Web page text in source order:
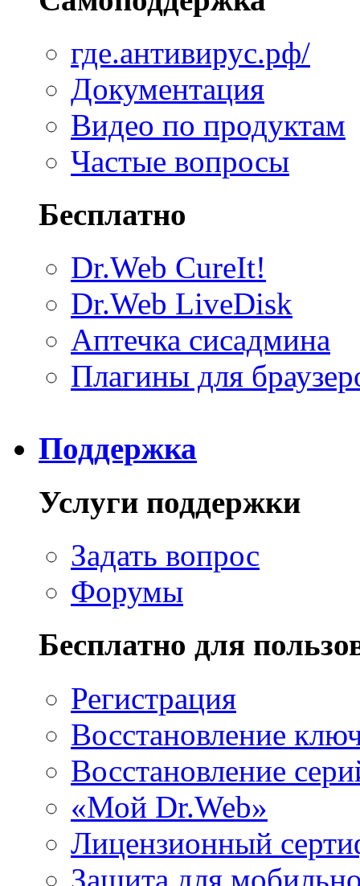
где.антивирус.рф/
Документация
Видео по продуктам
Частые вопросы
Бесплатно
Dr.Web CureIt!
Dr.Web LiveDisk
Аптечка сисадмина
Плагины для
Поддержка
Услуги поддержки
Задать вопрос
Форумы
Бесплатно для
Регистрация
Восстановление
Восстановление
«Мой Dr.Web»
Лицензионный
Защита для